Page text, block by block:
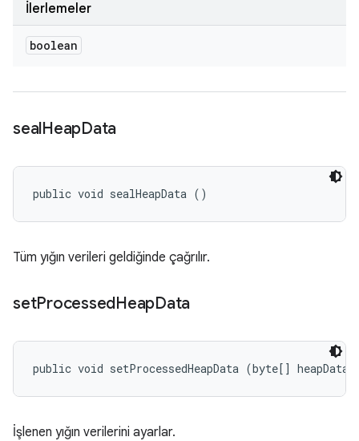
İlerlemeler
boolean
sealHeapData
public void sealHeapData ()
Tüm yığın verileri geldiğinde çağrılır.
setProcessedHeapData
public void setProcessedHeapData (byte[] heapData)
İşlenen yığın verilerini ayarlar.